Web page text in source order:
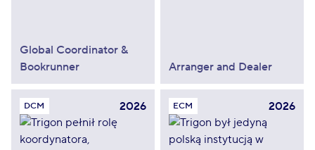
Global Coordinator &
Bookrunner
Arranger and Dealer
DCM 2026 ECM 2026